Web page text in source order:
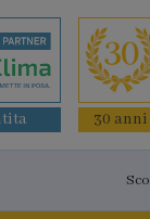
30 anni